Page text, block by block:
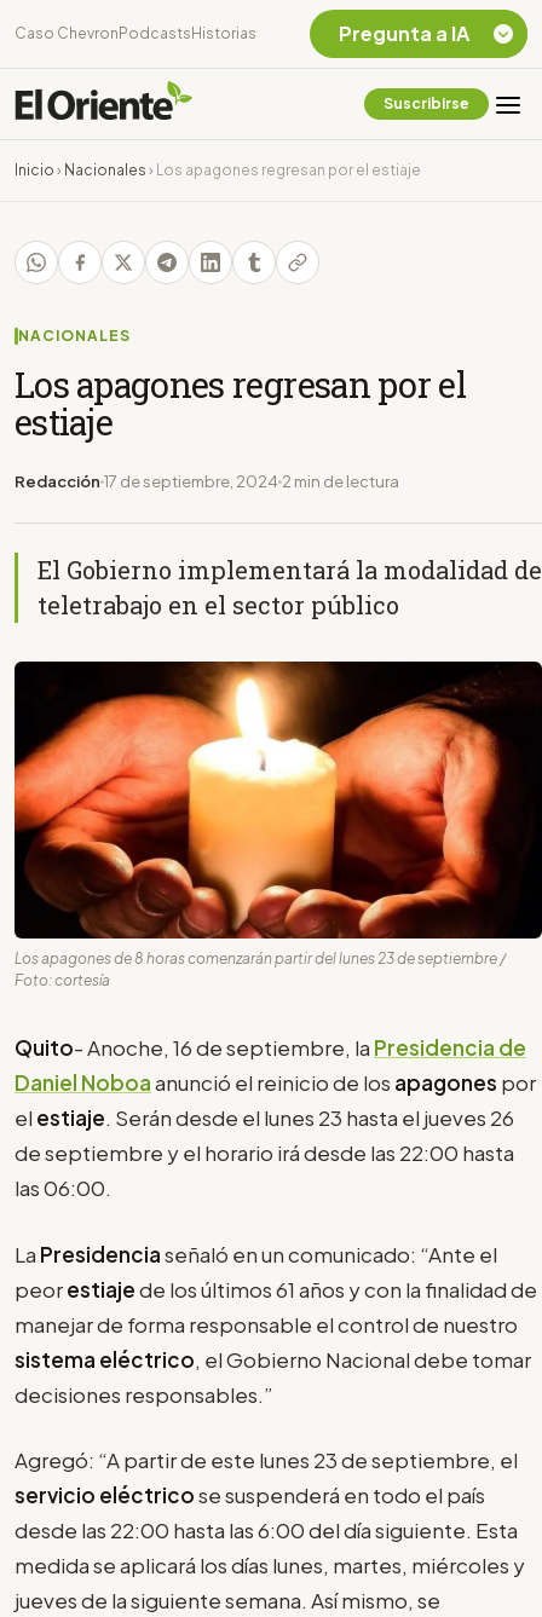
Caso Chevron Podcasts Historias
Suscribirse
Inicio › Nacionales › Los apagones regresan por el estiaje
NACIONALES
Los apagones regresan por el
estiaje
Redacción 17 de septiembre, 2024 2 min de lectura
El Gobierno implementará la modalidad de
teletrabajo en el sector público
Los apagones de 8 horas comenzarán partir del lunes 23 de septiembre /
Foto: cortesía
Quito- Anoche, 16 de septiembre, la Presidencia de
Daniel Noboaanunció el reinicio de los apagones por
el estiaje. Serán desde el lunes 23 hasta el jueves 26
de septiembre y el horario irá desde las 22:00 hasta
las 06:00.
La Presidenciaseñaló en un comunicado: “Ante el
peorestiajede los últimos 61 años y con la finalidad de
manejar de forma responsable el control de nuestro
sistema eléctrico, el Gobierno Nacional debe tomar
decisiones responsables.”
Agregó: “A partir de este lunes 23 de septiembre, el
servicio eléctricose suspenderá en todo el país
desde las 22:00 hasta las 6:00 del día siguiente. Esta
medida se aplicará los días lunes, martes, miércoles y
jueves de la siguiente semana. Así mismo, se
Pregunta a IA
Chevron Ecuador